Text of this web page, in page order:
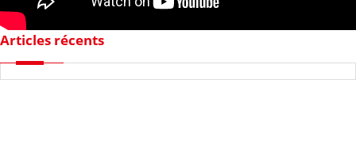
Articles récents